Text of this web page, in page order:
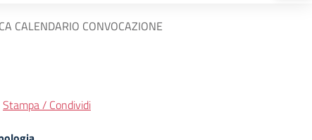
CALENDARIO CONVOCAZIONE
Stampa / Condividi